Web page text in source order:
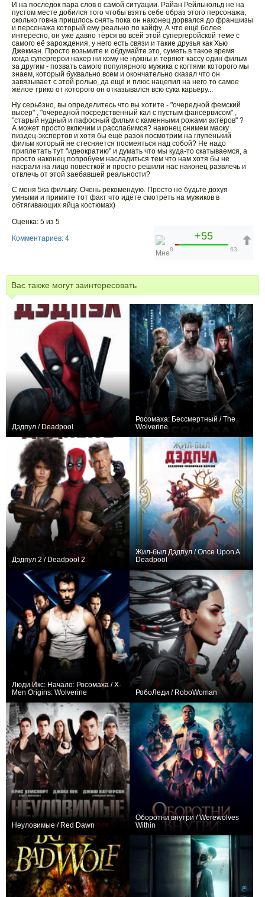
И на последок пара слов о самой ситуации. Райан Рейльнольд не на
пустом месте добился того чтобы взять себе образ этого персонажа,
сколько говна пришлось снять пока он наконец дорвался до франшизы
и персонажа который ему реально по кайфу. А что ещё более
интересно, он уже давно тёрся во всей этой супергеройской теме с
самого её зарождения, у него есть связи и такие друзья как Хью
Джекман. Просто возьмите и обдумайте это, суметь в такое время
когда супергерои нахер ни кому не нужны и теряют кассу один фильм
за другим - позвать самого популярного мужика с когтями которого мы
знаем, который буквально всем и окончательно сказал что он
завязывает с этой ролью, да ещё и плюс нацепил на него то самое
жёлое трико от которого он отказывался всю сука карьеру...
Ну серьёзно, вы определитесь что вы хотите - "очередной фемский
высер" , "очередной посредственный кал с пустым фансервисом" ,
"старый нудный и пафосный фильм с каменными рожами актёров" ?
А может просто включим и расслабимся? наконец снимем маску
пиздец-экспертов и хотя бы ещё разок посмотрим на глупенький
фильм который не стесняется посмеяться над собой? Не надо
приплетать тут "идеократию" и думать что мы куда-то скатываемся, а
просто наконец попробуем насладиться тем что нам хотя бы не
насрали на лицо повесткой и просто решили нас наконец развлечь и
отвлечь от этой заебавшей реальности?
С меня 5ка фильму. Очень рекомендую. Просто не будьте дохуя
умными и примите тот факт что идёте смотреть на мужиков в
обтягивающих яйца костюмах)
Оценка: 5 из 5
Комментариев: 4
+55
8 63
Вас также могут заинтересовать
Дэдпул / Deadpool
Росомаха: Бессмертный / The
Wolverine
Дэдпул 2 / Deadpool 2
Жил-был Дэдпул / Once Upon A
Deadpool
Люди Икс: Начало: Росомаха / X-
Men Origins: Wolverine
РобоЛеди / RoboWoman
Неуловимые / Red Dawn
Оборотни внутри / Werewolves
Within